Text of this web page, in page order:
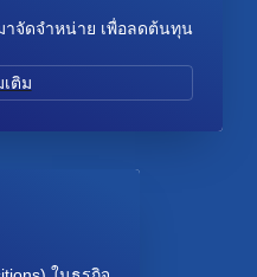
าจัดจำหน่าย เพื่อลดต้นทุน
ติม